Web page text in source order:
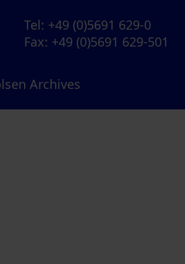
Tel: +49 (0)5691 629-0
Fax: +49 (0)5691 629-501
Archives